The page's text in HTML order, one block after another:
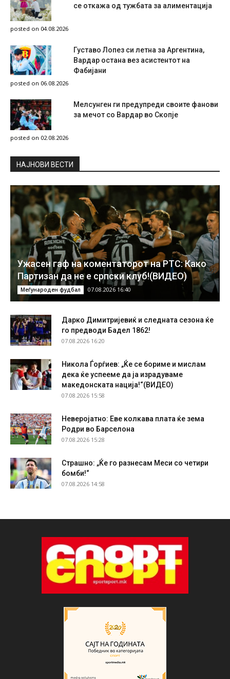
се откажа од тужбата за алиментација
posted on 04.08.2026
Густаво Лопез си летна за Аргентина,
Вардар остана вез асистентот на
Фабијани
posted on 06.08.2026
Мелсунген ги предупреди своите фанови
за мечот со Вардар во Скопје
posted on 02.08.2026
НAЈНОВИ ВЕСТИ
Ужасен гаф на коментаторот на РТС: Како
Партизан да не е српски клуб!(ВИДЕО)
Меѓународен фудбал 07.08.2026 16:40
Дарко Димитријевиќ и следната сезона ќе
го предводи Бадел 1862!
07.08.2026 16:20
Никола Ѓорѓиев: „Ќе се бориме и мислам
дека ќе успееме да ја израдуваме
македонската нација!“(ВИДЕО)
07.08.2026 15:58
Неверојатно: Еве колкава плата ќе зема
Родри во Барселона
07.08.2026 15:28
Страшно: „Ќе го разнесам Меси со четири
бомби!“
07.08.2026 14:58